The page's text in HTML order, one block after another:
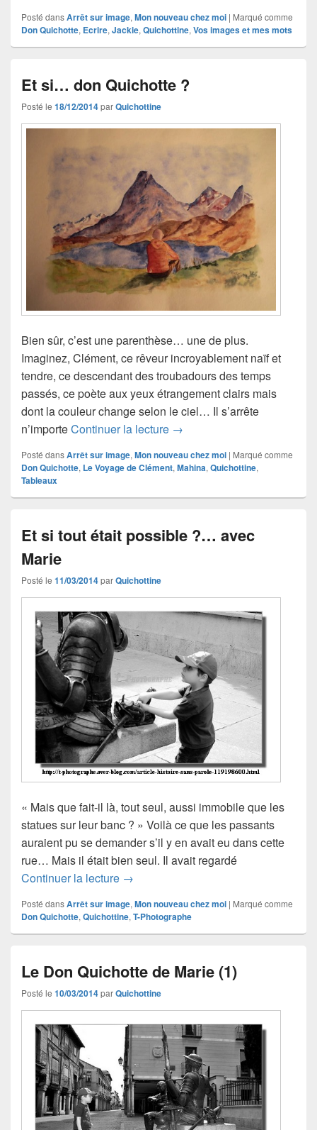
Posté dansArrêt sur image, Mon nouveau chez moi | Marqué comme
Don Quichotte, Ecrire, Jackie, Quichottine, Vos images et mes mots
Et si… don Quichotte ?
Posté le 18/12/2014parQuichottine
Bien sûr, c’est une parenthèse… une de plus.
Imaginez, Clément, ce rêveur incroyablement naïf et
tendre, ce descendant des troubadours des temps
passés, ce poète aux yeux étrangement clairs mais
dont la couleur change selon le ciel… Il s’arrête
n’importeContinuer la lecture Et si… don Quichotte ?
→
Posté dansArrêt sur image,Mon nouveau chez moi | Marqué comme
Don Quichotte, Le Voyage de Clément,Mahina,Quichottine,
Tableaux
Et si tout était possible ?… avec
Marie
Posté le 11/03/2014parQuichottine
« Mais que fait-il là, tout seul, aussi immobile que les
statues sur leur banc ? » Voilà ce que les passants
auraient pu se demander s’il y en avait eu dans cette
rue… Mais il était bien seul. Il avait regardé
Continuer la lecture Et si tout était possible ?… avec Marie
→
Posté dansArrêt sur image, Mon nouveau chez moi | Marqué comme
Don Quichotte, Quichottine, T-Photographe
Le Don Quichotte de Marie (1)
Posté le 10/03/2014parQuichottine